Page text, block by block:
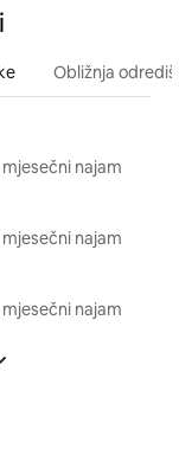
Obližnja
najam
najam
najam